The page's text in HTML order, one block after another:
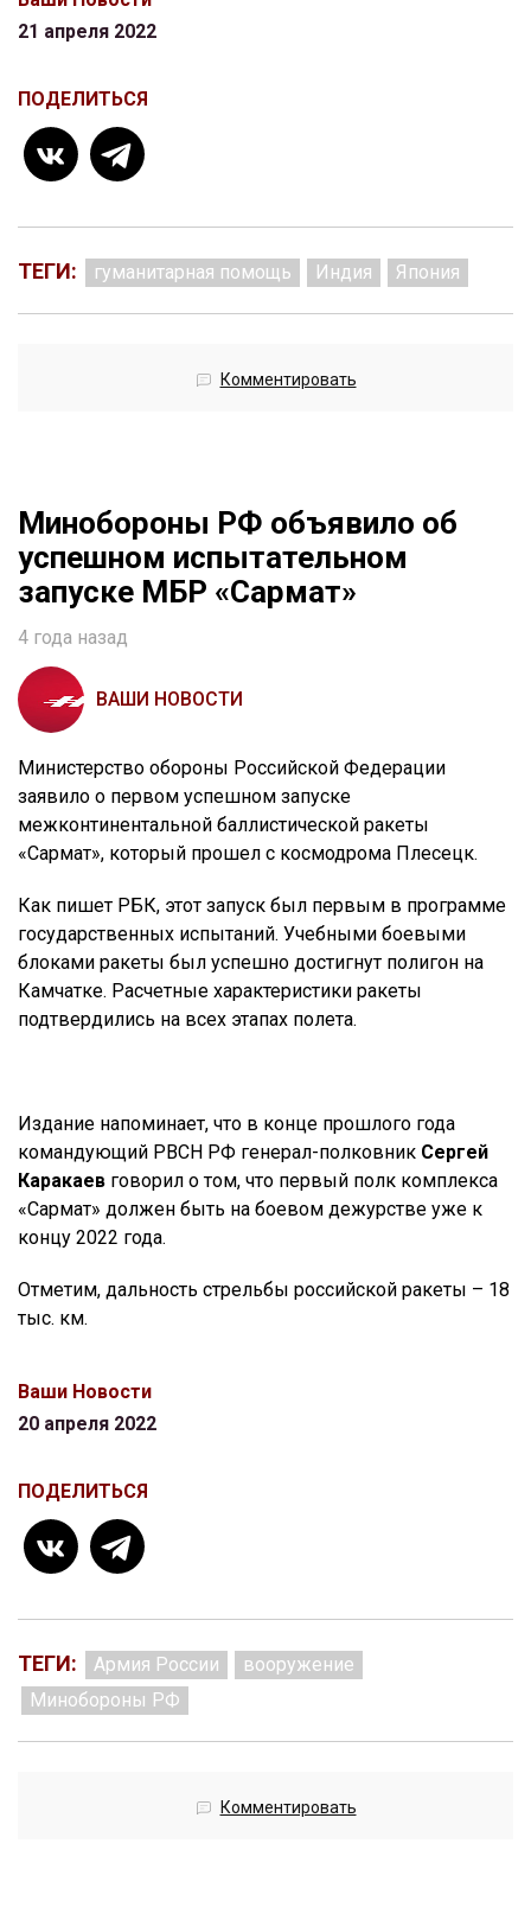
21 апреля 2022
ПОДЕЛИТЬСЯ
ТЕГИ: гуманитарная помощь Индия Япония
Комментировать
Минобороны РФ объявило об
успешном испытательном
запуске МБР «Сармат»
4 года назад
ВАШИ НОВОСТИ
Министерство обороны Российской Федерации
заявило о первом успешном запуске
межконтинентальной баллистической ракеты
«Сармат», который прошел с космодрома Плесецк.
Как пишет РБК, этот запуск был первым в программе
государственных испытаний. Учебными боевыми
блоками ракеты был успешно достигнут полигон на
Камчатке. Расчетные характеристики ракеты
подтвердились на всех этапах полета.
Издание напоминает, что в конце прошлого года
командующий РВСН РФ генерал-полковник Сергей
Каракаев говорил о том, что первый полк комплекса
«Сармат» должен быть на боевом дежурстве уже к
концу 2022 года.
Отметим, дальность стрельбы российской ракеты – 18
тыс. км.
Ваши Новости
20 апреля 2022
ПОДЕЛИТЬСЯ
ТЕГИ: Армия России
вооружение
Минобороны РФ
Комментировать